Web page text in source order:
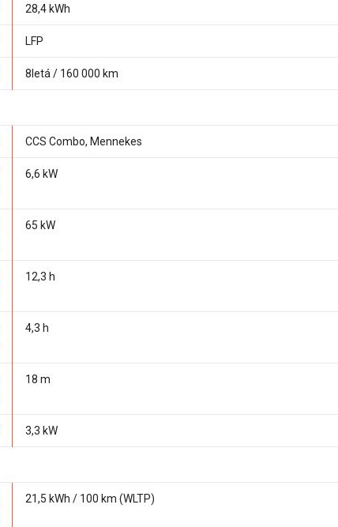
28,4 kWh
LFP
8letá / 160 000 km
CCS Combo, Mennekes
6,6 kW
65 kW
12,3 h
4,3 h
18 m
3,3 kW
21,5 kWh / 100 km (WLTP)